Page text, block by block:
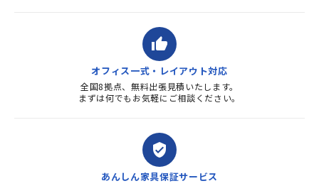
thumb_up
オフィス一式・レイアウト対応
全国8拠点、無料出張見積いたします。
まずは何でもお気軽にご相談ください。
verified_user
あんしん家具保証サービス